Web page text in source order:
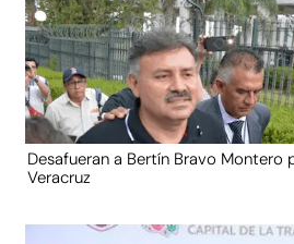
Desafueran a Bertín Bravo Montero
Veracruz